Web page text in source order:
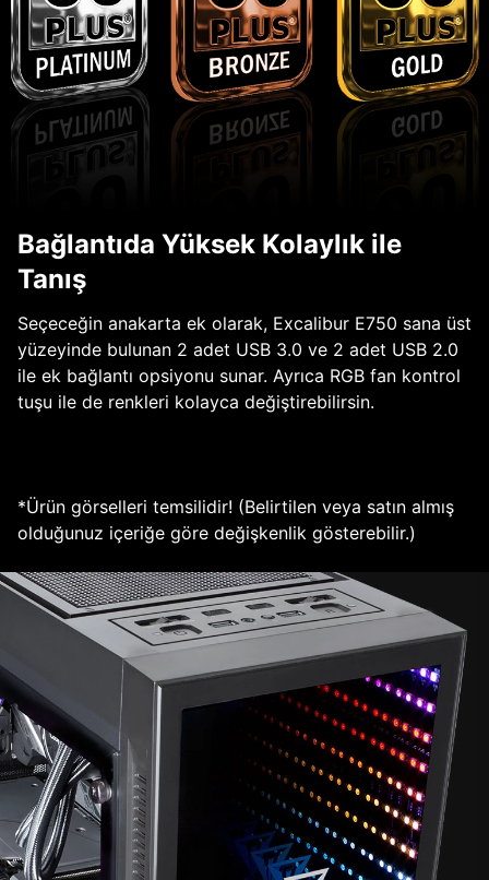
Bağlantıda Yüksek Kolaylık ile
Tanış
Seçeceğin anakarta ek olarak, Excalibur E750 sana üst
yüzeyinde bulunan 2 adet USB 3.0 ve 2 adet USB 2.0
ile ek bağlantı opsiyonu sunar. Ayrıca RGB fan kontrol
tuşu ile de renkleri kolayca değiştirebilirsin.
*Ürün görselleri temsilidir! (Belirtilen veya satın almış
olduğunuz içeriğe göre değişkenlik gösterebilir.)